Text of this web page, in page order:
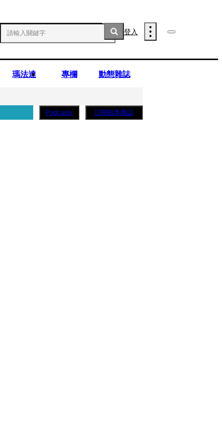
登入
瑪法達 專欄 動態雜誌
Podcasts 訂閱紙本雜誌